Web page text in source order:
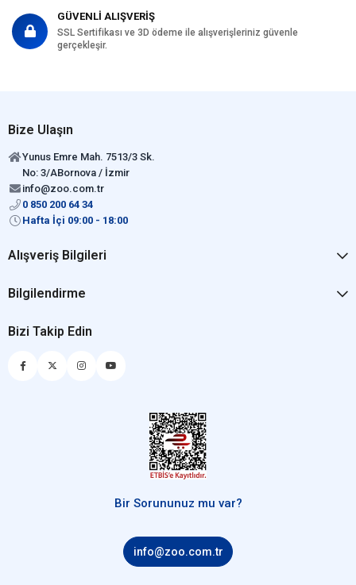
GÜVENLİ ALIŞVERİŞ
SSL Sertifikası ve 3D ödeme ile alışverişleriniz güvenle
gerçekleşir.
Bize Ulaşın
Yunus Emre Mah. 7513/3 Sk.
No: 3/ABornova / İzmir
info@zoo.com.tr
0 850 200 64 34
Hafta İçi 09:00 - 18:00
Alışveriş Bilgileri
Bilgilendirme
Bizi Takip Edin
Bir Sorununuz mu var?
info@zoo.com.tr